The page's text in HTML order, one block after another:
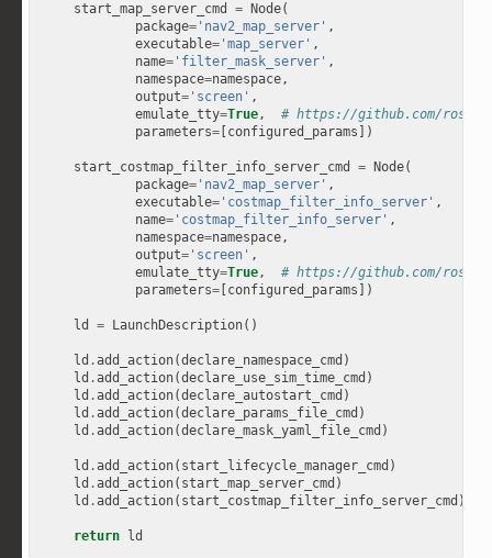
start_map_server_cmd = Node(
package='nav2_map_server' ,
executable='map_server' ,
name='filter_mask_server' ,
namespace=namespace,
output='screen' ,
emulate_tty=True,
# https://github.com/ros2/
parameters=[ configured_params ])
start_costmap_filter_info_server_cmd = Node(
package='nav2_map_server' ,
executable='costmap_filter_info_server' ,
name='costmap_filter_info_server' ,
namespace=namespace,
output='screen' ,
emulate_tty=True,
# https://github.com/ros2/
parameters=[ configured_params ])
ld = LaunchDescription()
ld .add_action(declare_namespace_cmd )
ld .add_action(declare_use_sim_time_cmd )
ld .add_action(declare_autostart_cmd )
ld .add_action(declare_params_file_cmd )
ld .add_action(declare_mask_yaml_file_cmd )
ld .add_action( start_lifecycle_manager_cmd )
ld .add_action( start_map_server_cmd )
ld .add_action( start_costmap_filter_info_server_cmd )
return ld